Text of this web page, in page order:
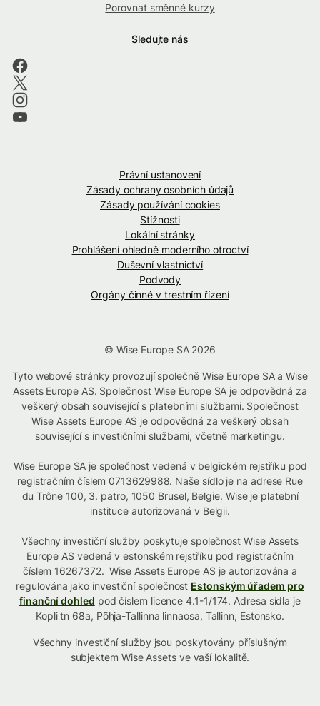
Porovnat směnné kurzy
Sledujte nás
Právní ustanovení
Zásady ochrany osobních údajů
Zásady používání cookies
Stížnosti
Lokální stránky
Prohlášení ohledně moderního otroctví
Duševní vlastnictví
Podvody
Orgány činné v trestním řízení
© Wise Europe SA 2026
Tyto webové stránky provozují společně Wise Europe SA a Wise
Assets Europe AS. Společnost Wise Europe SA je odpovědná za
veškerý obsah související s platebními službami. Společnost
Wise Assets Europe AS je odpovědná za veškerý obsah
související s investičními službami, včetně marketingu.
Wise Europe SA je společnost vedená v belgickém rejstříku pod
registračním číslem 0713629988. Naše sídlo je na adrese Rue
du Trône 100, 3. patro, 1050 Brusel, Belgie. Wise je platební
instituce autorizovaná v Belgii.
Všechny investiční služby poskytuje společnost Wise Assets
Europe AS vedená v estonském rejstříku pod registračním
číslem 16267372. Wise Assets Europe AS je autorizována a
regulována jako investiční společnost Estonským úřadem pro
finanční dohled pod číslem licence 4.1-1/174. Adresa sídla je
Kopli tn 68a, Põhja-Tallinna linnaosa, Tallinn, Estonsko.
Všechny investiční služby jsou poskytovány příslušným
subjektem Wise Assets ve vaší lokalitě.